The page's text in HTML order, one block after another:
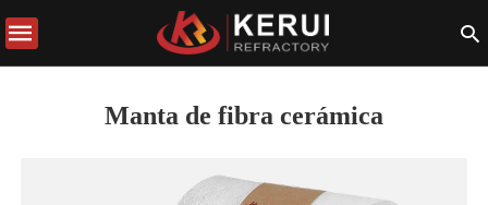
Manta de fibra cerámica